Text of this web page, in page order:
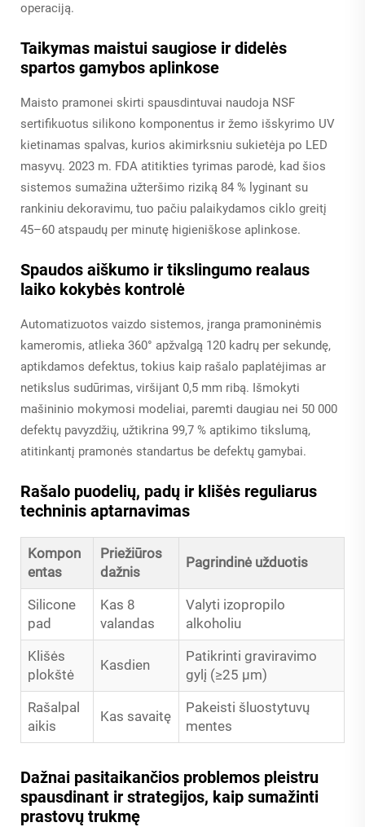
operaciją.
Taikymas maistui saugiose ir didelės
spartos gamybos aplinkose
Maisto pramonei skirti spausdintuvai naudoja NSF
sertifikuotus silikono komponentus ir žemo išskyrimo UV
kietinamas spalvas, kurios akimirksniu sukietėja po LED
masyvų. 2023 m. FDA atitikties tyrimas parodė, kad šios
sistemos sumažina užteršimo riziką 84 % lyginant su
rankiniu dekoravimu, tuo pačiu palaikydamos ciklo greitį
45–60 atspaudų per minutę higieniškose aplinkose.
Spaudos aiškumo ir tikslingumo realaus
laiko kokybės kontrolė
Automatizuotos vaizdo sistemos, įranga pramoninėmis
kameromis, atlieka 360° apžvalgą 120 kadrų per sekundę,
aptikdamos defektus, tokius kaip rašalo paplatėjimas ar
netikslus sudūrimas, viršijant 0,5 mm ribą. Išmokyti
mašininio mokymosi modeliai, paremti daugiau nei 50 000
defektų pavyzdžių, užtikrina 99,7 % aptikimo tikslumą,
atitinkantį pramonės standartus be defektų gamybai.
Rašalo puodelių, padų ir klišės reguliarus
techninis aptarnavimas
Kompon
entas
Priežiūros
dažnis
Pagrindinė užduotis
Silicone
pad
Kas 8
valandas
Valyti izopropilo
alkoholiu
Klišės
plokštė
Kasdien
Patikrinti graviravimo
gylį (≥25 µm)
Rašalpal
aikis
Kas savaitę
Pakeisti šluostytuvų
mentes
Dažnai pasitaikančios problemos pleistru
spausdinant ir strategijos, kaip sumažinti
prastovų trukmę